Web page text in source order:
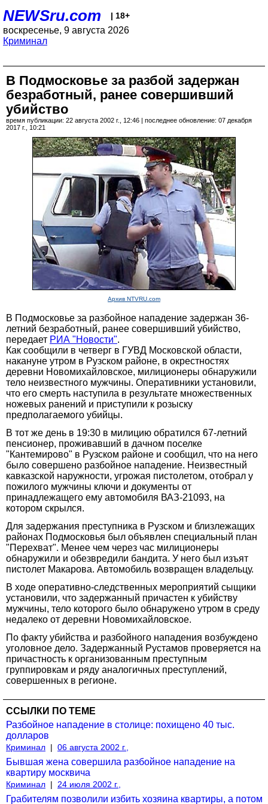
NEWSru.com | 18+
воскресенье, 9 августа 2026
Криминал
В Подмосковье за разбой задержан
безработный, ранее совершивший
убийство
время публикации: 22 августа 2002 г., 12:46 | последнее обновление: 07 декабря
2017 г., 10:21
Архив NTVRU.com
В Подмосковье за разбойное нападение задержан 36-
летний безработный, ранее совершивший убийство,
передает РИА "Новости".
Как сообщили в четверг в ГУВД Московской области,
накануне утром в Рузском районе, в окрестностях
деревни Новомихайловское, милиционеры обнаружили
тело неизвестного мужчины. Оперативники установили,
что его смерть наступила в результате множественных
ножевых ранений и приступили к розыску
предполагаемого убийцы.
В тот же день в 19:30 в милицию обратился 67-летний
пенсионер, проживавший в дачном поселке
"Кантемирово" в Рузском районе и сообщил, что на него
было совершено разбойное нападение. Неизвестный
кавказской наружности, угрожая пистолетом, отобрал у
пожилого мужчины ключи и документы от
принадлежащего ему автомобиля ВАЗ-21093, на
котором скрылся.
Для задержания преступника в Рузском и близлежащих
районах Подмосковья был объявлен специальный план
"Перехват". Менее чем через час милиционеры
обнаружили и обезвредили бандита. У него был изъят
пистолет Макарова. Автомобиль возвращен владельцу.
В ходе оперативно-следственных мероприятий сыщики
установили, что задержанный причастен к убийству
мужчины, тело которого было обнаружено утром в среду
недалеко от деревни Новомихайловское.
По факту убийства и разбойного нападения возбуждено
уголовное дело. Задержанный Рустамов проверяется на
причастность к организованным преступным
группировкам и ряду аналогичных преступлений,
совершенных в регионе.
ССЫЛКИ ПО ТЕМЕ
Разбойное нападение в столице: похищено 40 тыс.
долларов
Криминал | 06 августа 2002 г.,
Бывшая жена совершила разбойное нападение на
квартиру москвича
Криминал | 24 июля 2002 г.,
Грабителям позволили избить хозяина квартиры, а потом